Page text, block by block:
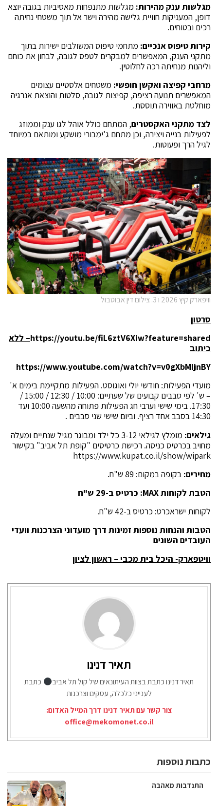
מגלשות ענק מהירות: מגלשות מתנפחות מאסיביות בגובה יוצא
דופן, המעניקות חוויית גלישה מהירה וישר אל תוך משטחי נחיתה
רכים ובטוחים.
קירות טיפוס אנכיים: מתחמי טיפוס המשולבים ישירות בתוך
מתקני הענק, המאפשרים למבקרים לטפס לגובה, לבחון את כוחם
וליהנות מנחיתה רכה לחלוטין.
מרחבי קפיצה ואקשן חופשי: משטחים אלסטיים עצומים
המאפשרים תנועה רציפה, קפיצות לגובה, סלטות והוצאת אנרגיה
מוחלטת באווירה תוססת.
לצד מתקני האקסטרים, המתחם כולל אוהל לגו ענק וממוזג
לפעילות בנייה ויצירה, וכן מתחם ג'ימבורי מושקע ומותאם במיוחד
לגיל הרך ופעוטות.
וויפארק קיץ 2026 ו 3. צילום דין אבוטבול
סרטון
https://youtu.be/fiL6ztV6Xiw?feature=shared– ללא
כיתוב
https://www.youtube.com/watch?v=v0gXbMIjnBY
מועדי הפעילות: חודשי יולי ואוגוסט. הפעילות מתקיימת בימים א'
– ש' לפי סבבים קבועים של שעתיים: 10:00 / 12:30 / 15:00 /
17:30. בימי שישי וערבי חג הפעילות פתוחה מהשעה 10:00 ועד
14:30 בסבב אחד רציף. וביום שישי שני סבבים .
גילאים:
מומלץ לגילאי 3-12 כל ילד ומבוגר מגיל שנתיים ומעלה
מחויב בכרטיס כניסה. רכישת כרטיסים "קופת תל אביב" בקישור
https://www.kupat.co.il/show/wipark
מחירים: בקופה במקום: 89 ש"ח.
הטבת לקוחותMAX: כרטיס ב-29 ש"ח
לקוחות ישראכרט: כרטיס ב-42 ש"ח.
הטבות והנחות נוספות זמינות דרך מועדוני הצרכנות וועדי
העובדים השונים
וויטפארק- היכל בית מכבי – ראשון לציון
תאיר דנינו
תאיר דנינו כתבת בצוות העיתונאים של קול תל אביב
כתבת
לענייני כלכלה, עסקים וצרכנות
צור קשר עם תאיר דנינו דרך המייל האדום:
office@mekomonet.co.il
כתבות נוספות
התנדבות מאהבה